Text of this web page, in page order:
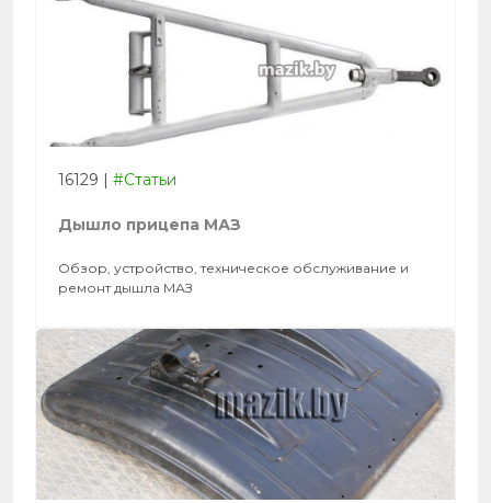
16129 | #Статьи
Дышло прицепа МАЗ
Обзор, устройство, техническое обслуживание и
ремонт дышла МАЗ